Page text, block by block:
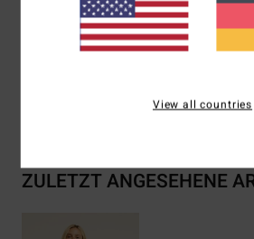
Zusammensetzung[Hauptstoff] 100
Versand & Rückversand
ZULETZT ANGESEHENE
View all countries